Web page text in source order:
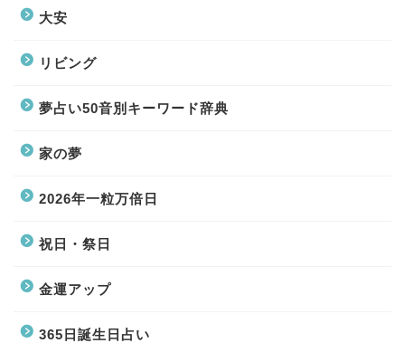
大安
リビング
夢占い50音別キーワード辞典
家の夢
2026年一粒万倍日
祝日・祭日
金運アップ
365日誕生日占い